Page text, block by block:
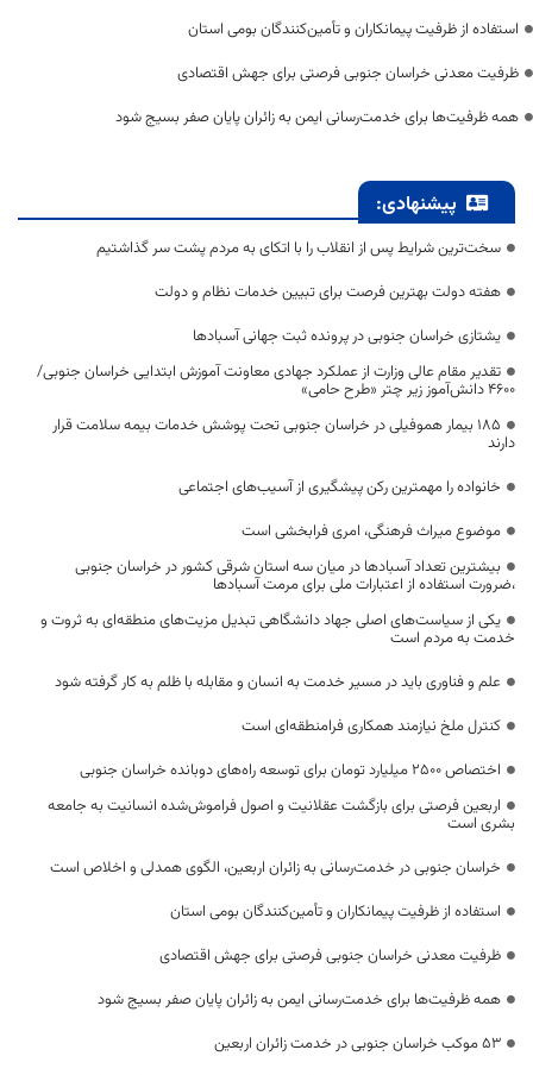
استفاده از ظرفیت پیمانکاران و تأمین‌کنندگان بومی استان
ظرفیت معدنی خراسان جنوبی فرصتی برای جهش اقتصادی
همه ظرفیت‌ها برای خدمت‌رسانی ایمن به زائران پایان صفر بسیج شود
پیشنهادی:
سخت‌ترین شرایط پس از انقلاب را با اتکای به مردم پشت سر گذاشتیم
هفته دولت بهترین فرصت برای تبیین خدمات نظام و دولت
یشتازی خراسان جنوبی در پرونده ثبت جهانی آسبادها
تقدیر مقام عالی وزارت از عملکرد جهادی معاونت آموزش ابتدایی خراسان جنوبی/
۴۶۰۰ دانش‌آموز زیر چتر «طرح حامی»
۱۸۵ بیمار هموفیلی در خراسان جنوبی تحت پوشش خدمات بیمه سلامت قرار
دارند
خانواده را مهمترین رکن پیشگیری از آسیب‌های اجتماعی
موضوع میراث فرهنگی، امری فرابخشی است
بیشترین تعداد آسبادها در میان سه استان شرقی کشور در خراسان جنوبی
،ضرورت استفاده از اعتبارات ملی برای مرمت آسبادها
یکی از سیاست‌های اصلی جهاد دانشگاهی تبدیل مزیت‌های منطقه‌ای به ثروت و
خدمت به مردم است
علم و فناوری باید در مسیر خدمت به انسان و مقابله با ظلم به کار گرفته شود
کنترل ملخ نیازمند همکاری فرامنطقه‌ای است
اختصاص 2500 میلیارد تومان برای توسعه راه‌های دوبانده خراسان جنوبی
اربعین فرصتی برای بازگشت عقلانیت و اصول فراموش‌شده انسانیت به جامعه
بشری است
خراسان جنوبی در خدمت‌رسانی به زائران اربعین، الگوی همدلی و اخلاص است
استفاده از ظرفیت پیمانکاران و تأمین‌کنندگان بومی استان
ظرفیت معدنی خراسان جنوبی فرصتی برای جهش اقتصادی
همه ظرفیت‌ها برای خدمت‌رسانی ایمن به زائران پایان صفر بسیج شود
53 موکب خراسان جنوبی در خدمت زائران اربعین